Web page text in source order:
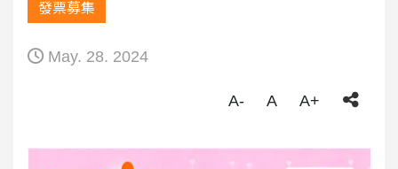
發票募集
May. 28. 2024
A- A A+